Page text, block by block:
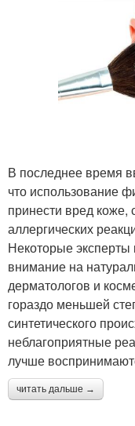
В последнее время
что использование
принести вред коже,
аллергических
Некоторые эксперты
внимание на
дерматологов и
гораздо меньшей
синтетического
неблагоприятные
лучше
читать дальше →